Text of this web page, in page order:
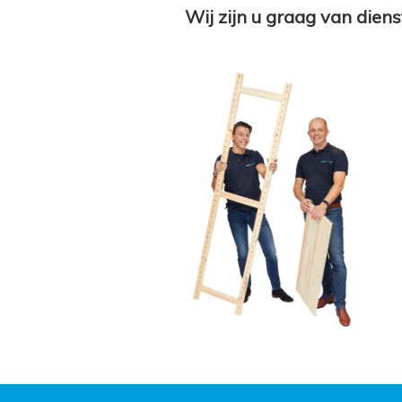
Wij zijn u graag van